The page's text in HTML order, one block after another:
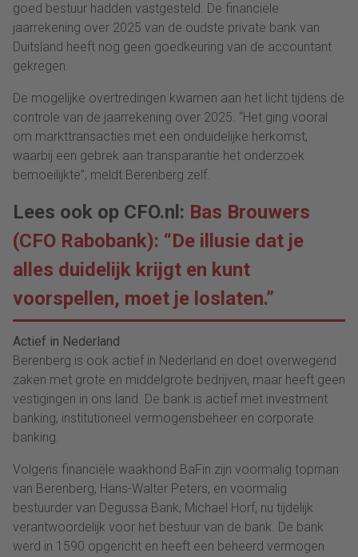
goed bestuur hadden vastgesteld. De financiële
jaarrekening over 2025 van de oudste private bank van
Duitsland heeft nog geen goedkeuring van de accountant
gekregen.
De mogelijke overtredingen kwamen aan het licht tijdens de
controle van de jaarrekening over 2025. “Het ging vooral
om markttransacties met een onduidelijke herkomst,
waarbij een gebrek aan transparantie het onderzoek
bemoeilijkte”, meldt Berenberg zelf.
Lees ook op CFO.nl: Bas Brouwers
(CFO Rabobank): “De illusie dat je
alles duidelijk krijgt en kunt
voorspellen, moet je loslaten.”
Actief in Nederland
Berenberg is ook actief in Nederland en doet overwegend
zaken met grote en middelgrote bedrijven, maar heeft geen
vestigingen in ons land. De bank is actief met investment
banking, institutioneel vermogensbeheer en corporate
banking.
Volgens financiële waakhond BaFin zijn voormalig topman
van Berenberg, Hans-Walter Peters, en voormalig
bestuurder van Degussa Bank, Michael Horf, nu tijdelijk
verantwoordelijk voor het bestuur van de bank. De bank
werd in 1590 opgericht en heeft een beheerd vermogen